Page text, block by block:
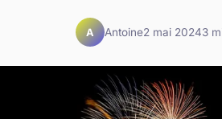
A Antoine2 mai 20243